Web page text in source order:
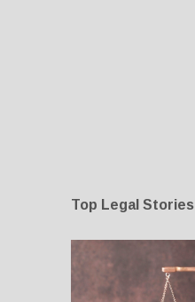
Top Legal Stories